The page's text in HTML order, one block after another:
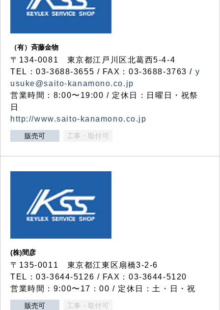
（有）斉藤金物
〒134-0081 東京都江戸川区北葛西5-4-4
TEL：03-3688-3655 / FAX：03-3688-3763 / y
usuke@saito-kanamono.co.jp
営業時間：8:00〜19:00 / 定休日：日曜日・祝祭
日
http://www.saito-kanamono.co.jp
販売可 工事・取付可
(株)間彦
〒135-0011 東京都江東区扇橋3-2-6
TEL：03-3644-5126 / FAX：03-3644-5120
営業時間：9:00〜17：00 / 定休日：土・日・祝
販売可 工事・取付可